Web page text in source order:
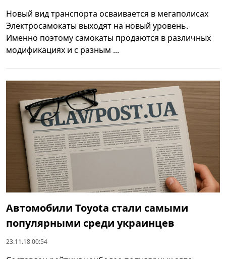
Новый вид транспорта осваивается в мегаполисах
Электросамокаты выходят на новый уровень.
Именно поэтому самокаты продаются в различных
модификациях и с разным ...
Автомобили Toyota стали самыми
популярными среди украинцев
23.11.18 00:54